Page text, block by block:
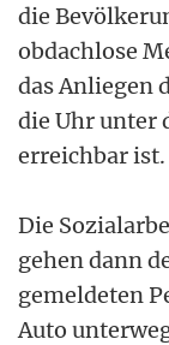
die
obdachlose
das Anliegen
die Uhr unter
erreichbar ist.
Die
gehen dann
gemeldeten
Auto